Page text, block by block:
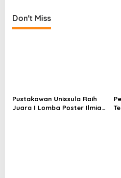
Don't Miss
Pustakawan Unissula Raih
Juara I Lomba Poster Ilmiah